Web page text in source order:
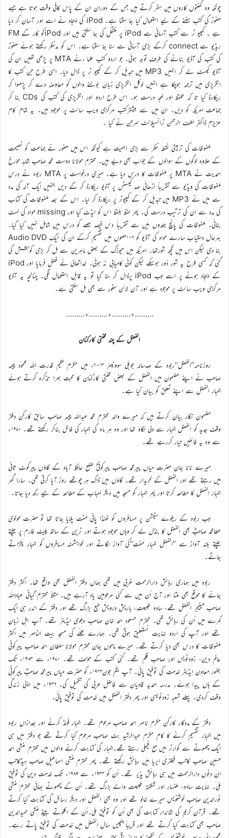
چونکہ وہ گھنٹوں کاروں میں سفر کرتے ہیں جس کے دوران ان کے پاس کافی وقت ہوتا ہے جسے
حضورؑ کی کتب سننے کے لیے استعمال کیا جا سکتا ہے۔ iPod کی ایجاد نے اسے اَور آسان کر دیا
ہے ۔ کمپیو ٹر سے کتب آسانی سے iPod پر منتقل کی جا سکتی ہیں اور iPodکو کار کے FM
ریڈیو سے connect کرکے بڑی آسانی سے سنا جا سکتا ہے۔ اس کو مدنظر رکھتے ہوئے حضورؑ
کی کتب کی آڈیو بنانے کی طرف توجہ ہوئی۔ جو اردو کتب علما ءنے MTA پر پڑھی تھیں ان کی
آڈیو کیسٹ لے کر انہیں MP3 میں تبدیل کر کے کمپیو ٹر پر ڈال دیا۔ اسی طرح جن کتب کا
انگریزی میں ترجمہ ہوچکا ہے انہیں لوکل انگریزی زبان بولنے والوں کو معاوضہ دے کر پڑھوا کر
ریکارڈ کیا تا کہ تلفظ اور لہجہ درست ہو۔ اس طرح اردو اور انگریزی کی کتب کی CDs بنا کر
جماعت امریکہ کو دیں۔ ان میں سے بیشترکتب مرکزی ویب سائٹ پر موجود ہیں۔ یہ تمام کام
عزیزم ڈاکٹر لطف الرحمٰن ٹرانسپلانٹ سرجن نے کیا ۔
ملفوظات کی تربیتی نقطہ نظر سے بڑی اہمیت ہے کیونکہ اس میں حضور نے جماعت کو نصیحت
کے علاوہ لوگوں کے سوالوں کے جواب بھی دیے ہیں۔ محترم مولانا دوست محمد صاحب شاہد مؤرخ
احمدیت نے MTA پر ملفوظات کا درس دیا ہے۔ میری درخواست پر MTA ربوہ نے درس
ملفوظات کی ویڈیو سے تقریباً اڑھائی صد کیسٹس پر آڈیو ریکارڈ کر کے دیں جنہیں ایک آلہ کی مدد
سے میں نے MP3 میں تبدیل کر کے کمپیوٹر پر ریکارڈ کر لیا۔ اس کے بعد ملفوظات کی کتاب
کی مدد سے ان کی ترتیب درست کی۔ پھر لفظ بلفظ اس کو ایڈٹ کیا اور missing مواد کی لسٹ
بنائی۔ ملفوظات کی پانچ جلدوں میں سے تقریباً دس فیصد حصے کو درس میں شامل نہیں کیا گیا۔
بہرحال دستیاب سارے مواد کی آڈیو کو ۱۰۶حصوں میں تقسیم کرکے ان کی ایک Audio DVD
بنا دی لیکن اس میں کچھ شورتھا۔ امریکہ میں میوزک کے بعض ماہرین سے مل کر بڑی کوشش کی
گئی کہ کسی طرح یہ شور دُور ہوسکے لیکن کوئی کامیابی نہ ہوئی۔ خداتعالیٰ نے فضل فرمایا اور iPod
کے ایجاد ہونے پر اسے جب iPod پرڈال کر سنا گیا تو یہ قابل استعمال لگی۔ چنانچہ یہ آڈیو
مرکزی ویب سائٹ پر موجود ہے اور آن لائن سٹور سے بھی مل سکتی ہے۔
………٭………٭………٭………
الفضل کے چند محنتی کارکنان
روزنامہ’’الفضل‘‘ربوہ کے صدسالہ جوبلی سوونیئر ۲۰۱۳ء میں مکرم حکیم قدرت اللہ محمود چیمہ
صاحب نے اپنے مضمون میں الفضل کے بعض محنتی کارکنان کا محبت بھرا تذکرہ کرتے ہوئے
اخبار الفضل سے اپنے تعلق کو بیان کیا ہے۔
مضمون نگار بیان کرتے ہیں کہ میرے والد محترم محمد عبداللہ چیمہ صاحب سابق کارکن دفتر
وقف جدید کو الفضل اخبار سے دلی لگاؤ تھا اور وہ ہر ماہ کی اخبار کی فائل بناکر رکھتے تھے۔ ۱۹۷۰ء
سے وہ یہ فائلیں تیار کررہے تھے۔
میرے نانا جان حضرت میاں پیرمحمد صاحب پیرکوٹیؓ ضلع حافظ آباد کے گاؤں پیرکوٹ ثانی
میں رہتے تھے اور الفضل کے خریدار تھے۔ گاؤں میں ڈاک ہر چوتھے روز آیا کرتی تھی۔ سارا گھر
اخبار الفضل کا مطالعہ کرتا اور پھر اخبار کو مسجد میں دیگر احباب کے مطالعہ کے لیے رکھ دیا جاتا۔
جب ربوہ کے ریلوے سٹیشن پر مسافروں کو ٹھنڈا پانی مفت پلایا جاتا تھا تو حضرت مولوی
عطامحمد صاحبؓ بھی الفضل کا بنڈل لے کر وہاں موجود ہوتے اور ٹرین کے ساتھ پلیٹ فارم پر چلتے
چلتے بلند آواز سے ’’الفضل اخبار مفت‘‘کی آواز لگاتے اور خواہشمند مسافروں کو اخبار پکڑاتے
جاتے۔
ربوہ میں ہماری رہائش دارالرحمت غربی میں تھی جہاں دفتر الفضل بھی واقع تھا۔ اکثر دفتر
جانے کا موقع بھی ملتا اور آج اُن میں سے کئی مرحومین یاد آرہے ہیں۔ مثلاً محترم گیانی عباداللہ
صاحب مینیجر الفضل تھے، سادہ طبیعت، باریش درویش طبع بزرگ تھے اور دفتر کے اندر ہی ایک
کمرے میں اُن کی رہائش تھی۔ محترم مسعود احمد خان صاحب دہلوی ایڈیٹر تھے۔ آپ اہل زبان
تھے اور آپ کی اردو نہایت نستعلیق ہوتی تھی۔ ہمارے محلّے کی مسجد بیت الناصر میں اکثر
ملفوظات کا درس بھی دیا کرتے تھے۔ میرے ماموں جان محترم مولانا سلطان احمد صاحب پیرکوٹی
عالم دین، زودنویس اور صاحب قلم تھے۔ کئی کتب کے مؤلف تھے۔ ۱۹۷۰ء سے ۱۹۸۳ء تک
بطور معاون ایڈیٹر خدمت کی توفیق پائی۔ آپ یکم جون۱۹۲۳ء کو حضرت میاں پیرمحمد صاحبؓ پیرکوٹی
کے ہاں پیدا ہوئے۔ مدرسہ احمدیہ قادیان سے فاضل عربی کی تکمیل کی۔ ۱۹۴۶ء میں اپنی زندگی
وقف کردی۔ پہلے شعبہ زودنویسی اور پھر دفتر الفضل میں خدمت کی توفیق پائی۔
دفتر کے مددگار کارکن مکرم ناصر احمد صاحب مرحوم تھے۔ اخبار فولڈ کرنے اور بعدازاں ربوہ
میں اخبار تقسیم کرنے کا کام مکرم عبدالرشید بٹ صاحب مرحوم کیا کرتے تھے جو دفتر میں ہی
ایک چھوٹے سے کوارٹر میں مع فیملی رہتے تھے۔اخبار کی کتابت کرنے والوں میں محترم منشی احمد
حسین صاحب کاتب فیکٹری ایریا میں رہائش رکھتے تھے۔ پھر محترم منشی اسماعیل صاحب ہیڈکاتب
ان دنوں دارالرحمت میں ہی رہائش پذیر تھے۔ اُن کو ۱۹۳۴ء سے ۱۹۸۹ء تک خدمت دین کی توفیق
ملی۔ نہایت سادہ، ملنسار اور شگفتہ طبیعت والے بزرگ تھے۔ اُن کے چھوٹے بھائی محترم منشی
نورالدین صاحب خوشنویس میرے خالو تھے اور وہ بھی الفضل اور دیگر رسائل کی کتابت کیا کرتے
تھے۔ قرآن کریم کی شاندار کتابت کی بھی اُن کو توفیق ملی۔اُن کے اکلوتے بیٹے منشی حمیدالدین
صاحب بھی کتابت کیا کرتے تھے اور قریباً پچیس سال الفضل میں خدمت کی توفیق پاتے رہے۔